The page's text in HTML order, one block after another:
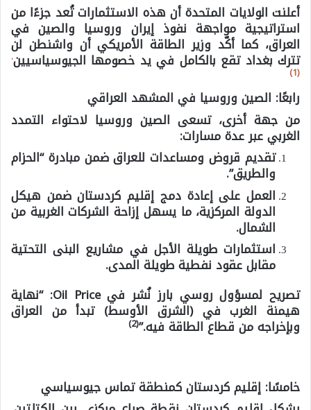
أعلنت الولايات المتحدة أن هذه الاستثمارات تُعد جزءًا من
استراتيجية مواجهة نفوذ إيران وروسيا والصين في
العراق، كما أكّد وزير الطاقة الأمريكي أن واشنطن لن
تترك بغداد تقع بالكامل في يد خصومها الجيوسياسيين.
(1)
رابعًا: الصين وروسيا في المشهد العراقي
من جهة أخرى، تسعى الصين وروسيا لاحتواء التمدد
الغربي عبر عدة مسارات:
تقديم قروض ومساعدات للعراق ضمن مبادرة “الحزام
والطريق”.
العمل على إعادة دمج إقليم كردستان ضمن هيكل
الدولة المركزية، ما يسهل إزاحة الشركات الغربية من
الشمال.
استثمارات طويلة الأجل في مشاريع البنى التحتية
مقابل عقود نفطية طويلة المدى.
تصريح لمسؤول روسي بارز نُشر في Oil Price: “نهاية
هيمنة الغرب في (الشرق الأوسط) تبدأ من العراق
وبإخراجه من قطاع الطاقة فيه.”(2)
خامسًا: إقليم كردستان كمنطقة تماس جيوسياسي